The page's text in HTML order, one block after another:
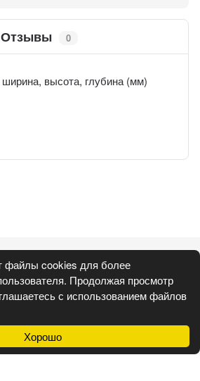
Хорошо
файлы cookies для более
Продолжая просмотр
с использованием файлов
Отзывы 0
высота, глубина (мм)
Покупателям
Наш канал в MAX: